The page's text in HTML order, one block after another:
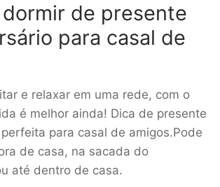
dormir de presente
para casal de
e relaxar em uma rede, com o
é melhor ainda! Dica de presente
para casal de amigos.Pode
de casa, na sacada do
até dentro de casa.